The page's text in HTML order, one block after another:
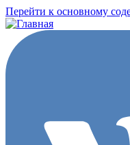
Перейти к основному